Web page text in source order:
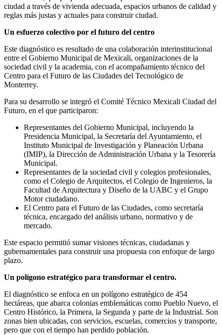
ciudad a través de vivienda adecuada, espacios urbanos de calidad y
reglas más justas y actuales para construir ciudad.
Un esfuerzo colectivo por el futuro del centro
Este diagnóstico es resultado de una colaboración interinstitucional
entre el Gobierno Municipal de Mexicali, organizaciones de la
sociedad civil y la academia, con el acompañamiento técnico del
Centro para el Futuro de las Ciudades del Tecnológico de
Monterrey.
Para su desarrollo se integró el Comité Técnico Mexicali Ciudad del
Futuro, en el que participaron:
Representantes del Gobierno Municipal, incluyendo la
Presidencia Municipal, la Secretaría del Ayuntamiento, el
Instituto Municipal de Investigación y Planeación Urbana
(IMIP), la Dirección de Administración Urbana y la Tesorería
Municipal.
Representantes de la sociedad civil y colegios profesionales,
como el Colegio de Arquitectos, el Colegio de Ingenieros, la
Facultad de Arquitectura y Diseño de la UABC y el Grupo
Motor ciudadano.
El Centro para el Futuro de las Ciudades, como secretaría
técnica, encargado del análisis urbano, normativo y de
mercado.
Este espacio permitió sumar visiones técnicas, ciudadanas y
gubernamentales para construir una propuesta con enfoque de largo
plazo.
Un polígono estratégico para transformar el centro.
El diagnóstico se enfoca en un polígono estratégico de 454
hectáreas, que abarca colonias emblemáticas como Pueblo Nuevo, el
Centro Histórico, la Primera, la Segunda y parte de la Industrial. Son
zonas bien ubicadas, con servicios, escuelas, comercios y transporte,
pero que con el tiempo han perdido población.